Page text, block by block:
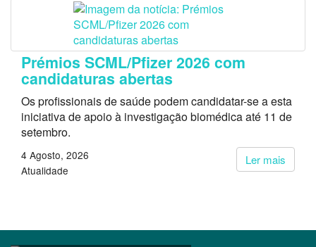
Prémios SCML/Pfizer 2026 com
candidaturas abertas
Os profissionais de saúde podem candidatar-se a esta
iniciativa de apoio à investigação biomédica até 11 de
setembro.
Ler mais
4 Agosto, 2026
Atualidade